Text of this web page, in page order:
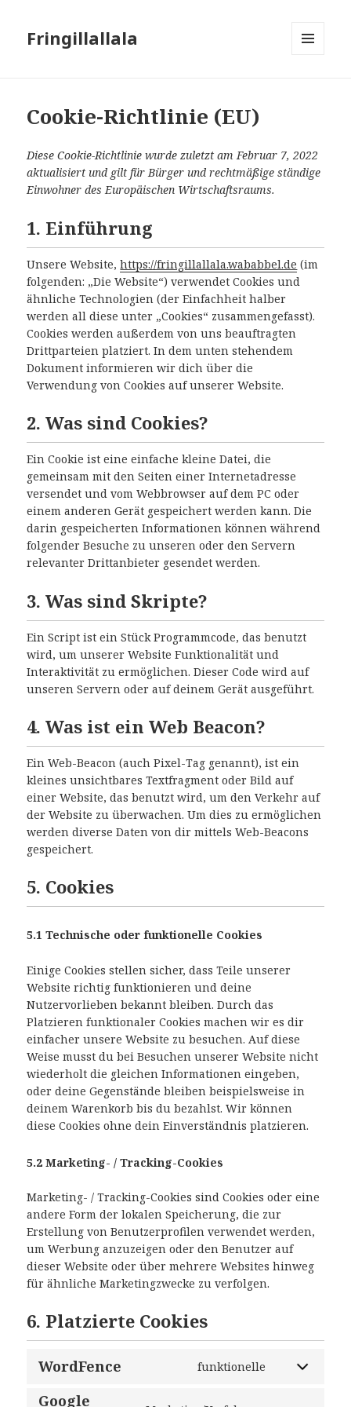
Fringillallala
Cookie-Richtlinie (EU)
Diese Cookie-Richtlinie wurde zuletzt am Februar 7, 2022
aktualisiert und gilt für Bürger und rechtmäßige ständige
Einwohner des Europäischen Wirtschaftsraums.
1. Einführung
Unsere Website,https://fringillallala.wababbel.de (im
folgenden: „Die Website“) verwendet Cookies und
ähnliche Technologien (der Einfachheit halber
werden all diese unter „Cookies“ zusammengefasst).
Cookies werden außerdem von uns beauftragten
Drittparteien platziert. In dem unten stehendem
Dokument informieren wir dich über die
Verwendung von Cookies auf unserer Website.
2. Was sind Cookies?
Ein Cookie ist eine einfache kleine Datei, die
gemeinsam mit den Seiten einer Internetadresse
versendet und vom Webbrowser auf dem PC oder
einem anderen Gerät gespeichert werden kann. Die
darin gespeicherten Informationen können während
folgender Besuche zu unseren oder den Servern
relevanter Drittanbieter gesendet werden.
3. Was sind Skripte?
Ein Script ist ein Stück Programmcode, das benutzt
wird, um unserer Website Funktionalität und
Interaktivität zu ermöglichen. Dieser Code wird auf
unseren Servern oder auf deinem Gerät ausgeführt.
4. Was ist ein Web Beacon?
Ein Web-Beacon (auch Pixel-Tag genannt), ist ein
kleines unsichtbares Textfragment oder Bild auf
einer Website, das benutzt wird, um den Verkehr auf
der Website zu überwachen. Um dies zu ermöglichen
werden diverse Daten von dir mittels Web-Beacons
gespeichert.
5. Cookies
5.1 Technische oder funktionelle Cookies
Einige Cookies stellen sicher, dass Teile unserer
Website richtig funktionieren und deine
Nutzervorlieben bekannt bleiben. Durch das
Platzieren funktionaler Cookies machen wir es dir
einfacher unsere Website zu besuchen. Auf diese
Weise musst du bei Besuchen unserer Website nicht
wiederholt die gleichen Informationen eingeben,
oder deine Gegenstände bleiben beispielsweise in
deinem Warenkorb bis du bezahlst. Wir können
diese Cookies ohne dein Einverständnis platzieren.
5.2 Marketing- / Tracking-Cookies
Marketing- / Tracking-Cookies sind Cookies oder eine
andere Form der lokalen Speicherung, die zur
Erstellung von Benutzerprofilen verwendet werden,
um Werbung anzuzeigen oder den Benutzer auf
dieser Website oder über mehrere Websites hinweg
für ähnliche Marketingzwecke zu verfolgen.
6. Platzierte Cookies
WordFence funktionelle
Google